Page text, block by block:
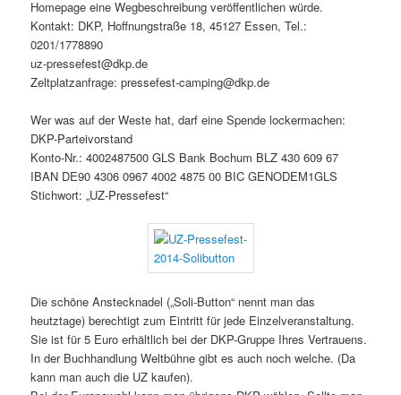
Homepage eine Wegbeschreibung veröffentlichen würde.
Kontakt: DKP, Hoffnungstraße 18, 45127 Essen, Tel.:
0201/1778890
uz-pressefest@dkp.de
Zeltplatzanfrage: pressefest-camping@dkp.de
Wer was auf der Weste hat, darf eine Spende lockermachen:
DKP-Parteivorstand
Konto-Nr.: 4002487500 GLS Bank Bochum BLZ 430 609 67
IBAN DE90 4306 0967 4002 4875 00 BIC GENODEM1GLS
Stichwort: „UZ-Pressefest“
Die schöne Anstecknadel („Soli-Button“ nennt man das
heutztage) berechtigt zum Eintritt für jede Einzelveranstaltung.
Sie ist für 5 Euro erhältlich bei der DKP-Gruppe Ihres Vertrauens.
In der Buchhandlung Weltbühne gibt es auch noch welche. (Da
kann man auch die UZ kaufen).